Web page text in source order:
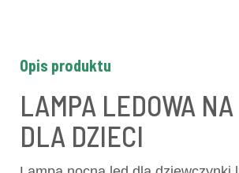
Opis produktu
LAMPA LEDOWA
DLA DZIECI